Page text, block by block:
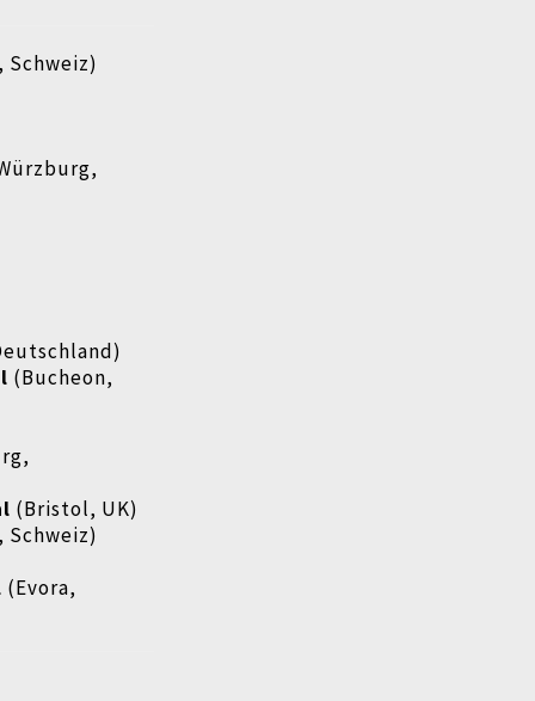
Schweiz)
(Bucheon,
(Bristol, UK)
Schweiz)
(Evora,